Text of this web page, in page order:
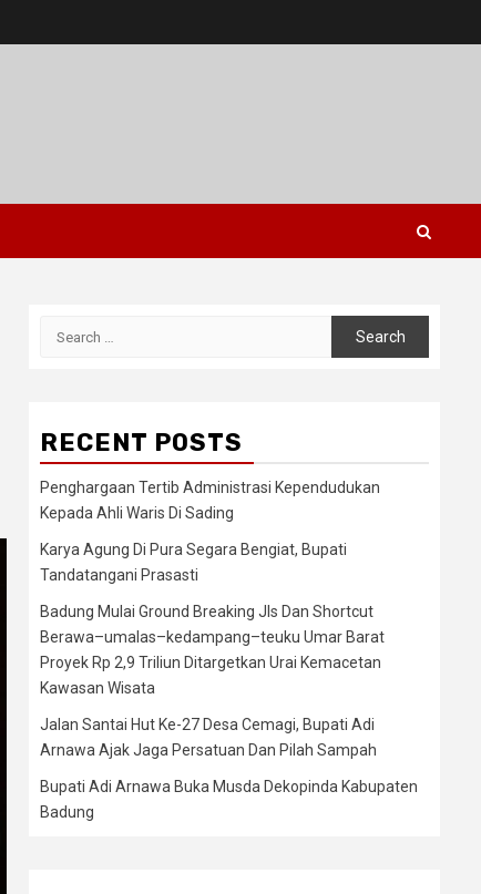
RECENT POSTS
Penghargaan Tertib Administrasi Kependudukan
Kepada Ahli Waris Di Sading
Karya Agung Di Pura Segara Bengiat, Bupati
Tandatangani Prasasti
Badung Mulai Ground Breaking Jls Dan Shortcut
Berawa–umalas–kedampang–teuku Umar Barat
Proyek Rp 2,9 Triliun Ditargetkan Urai Kemacetan
Kawasan Wisata
Jalan Santai Hut Ke-27 Desa Cemagi, Bupati Adi
Arnawa Ajak Jaga Persatuan Dan Pilah Sampah
Bupati Adi Arnawa Buka Musda Dekopinda Kabupaten
Badung